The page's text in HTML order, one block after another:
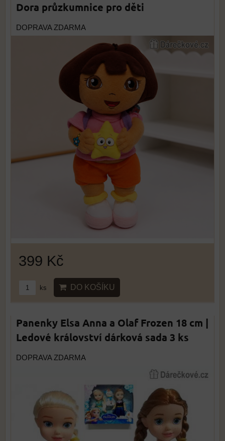
Dora průzkumnice pro děti
DOPRAVA ZDARMA
399 Kč
ks DO KOŠÍKU
Panenky Elsa Anna a Olaf Frozen 18 cm |
Ledové království dárková sada 3 ks
DOPRAVA ZDARMA